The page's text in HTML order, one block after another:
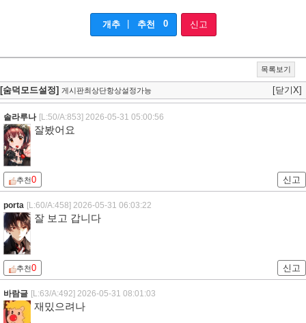
개추 추천 0 신고
목록보기
[숨덕모드설정] 게시판최상단항상설정가능 [닫기X]
솔라루나 [L:50/A:853] 2026-05-31 05:00:56
잘봤어요
추천0 신고
porta [L:60/A:458] 2026-05-31 06:03:22
잘 보고 갑니다
추천0 신고
바람글 [L:63/A:492] 2026-05-31 08:01:03
재밌으려나